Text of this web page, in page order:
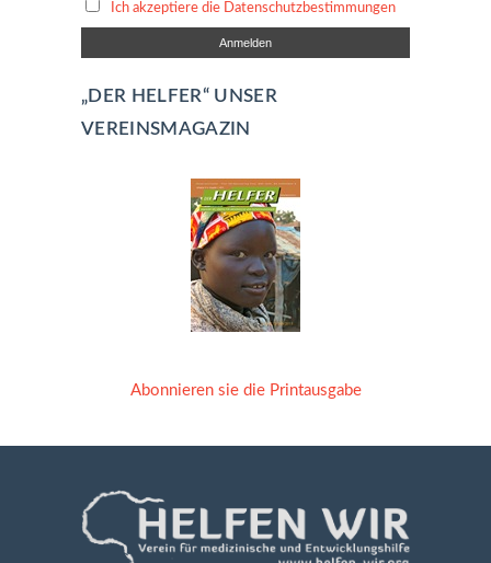
Ich akzeptiere die Datenschutzbestimmungen
„DER HELFER“ UNSER
VEREINSMAGAZIN
Abonnieren sie die Printausgabe